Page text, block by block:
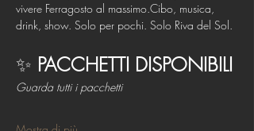
vivere Ferragosto al massimo.Cibo, musica,
drink, show. Solo per pochi. Solo Riva del Sol.
✨ PACCHETTI DISPONIBILI
Guarda tutti i pacchetti